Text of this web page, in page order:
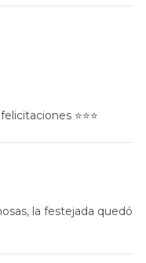
⭐️⭐️⭐️
la festejada quedó